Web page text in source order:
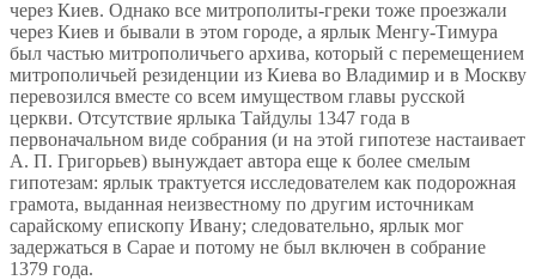
через Киев. Однако все митрополиты-греки тоже проезжали
через Киев и бывали в этом городе, а ярлык Менгу-Тимура
был частью митрополичьего архива, который с перемещением
митрополичьей резиденции из Киева во Владимир и в Москву
перевозился вместе со всем имуществом главы русской
церкви. Отсутствие ярлыка Тайдулы 1347 года в
первоначальном виде собрания (и на этой гипотезе настаивает
А. П. Григорьев) вынуждает автора еще к более смелым
гипотезам: ярлык трактуется исследователем как подорожная
грамота, выданная неизвестному по другим источникам
сарайскому епископу Ивану; следовательно, ярлык мог
задержаться в Сарае и потому не был включен в собрание
1379 года.